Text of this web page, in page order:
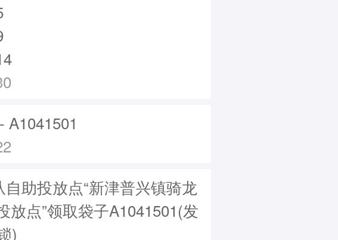
A1041501
助投放点“新津普兴镇骑龙
放点”领取袋子A1041501(发
)